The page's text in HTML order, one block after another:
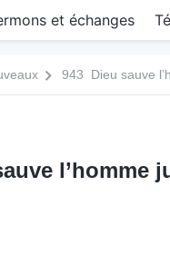
et échanges
943 Dieu sauve
l’homme